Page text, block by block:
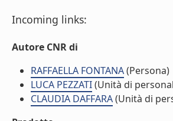
Incoming links:
Autore CNR di
RAFFAELLA FONTANA(Persona)
LUCA PEZZATI(Unità di
CLAUDIA DAFFARA(Unità di